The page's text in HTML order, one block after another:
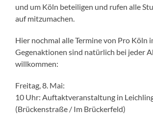
und um Köln beteiligen und rufen alle
auf mitzumachen.
Hier nochmal alle Termine von Pro Köln
Gegenaktionen sind natürlich bei jeder
willkommen:
Freitag, 8. Mai:
10 Uhr: Auftaktveranstaltung in
(Brückenstraße / Im Brückerfeld)